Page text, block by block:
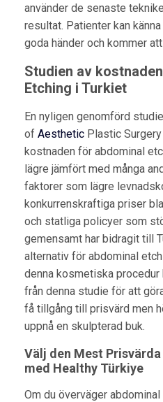
använder de senaste
resultat. Patienter kan
goda händer och kommer
Studien av
Etching i Turkiet
En nyligen genomförd
of AestheticPlastic Surgery
kostnaden för abdominal
lägre jämfört med många
faktorer som lägre
konkurrenskraftiga priser
och statliga policyer som
gemensamt har bidragit till
alternativ för abdominal
denna kosmetiska procedur
från denna studie för att
få tillgång till prisvärd men
uppnå en skulpterad buk.
Välj den Mest
med Healthy Türkiye
Om du överväger